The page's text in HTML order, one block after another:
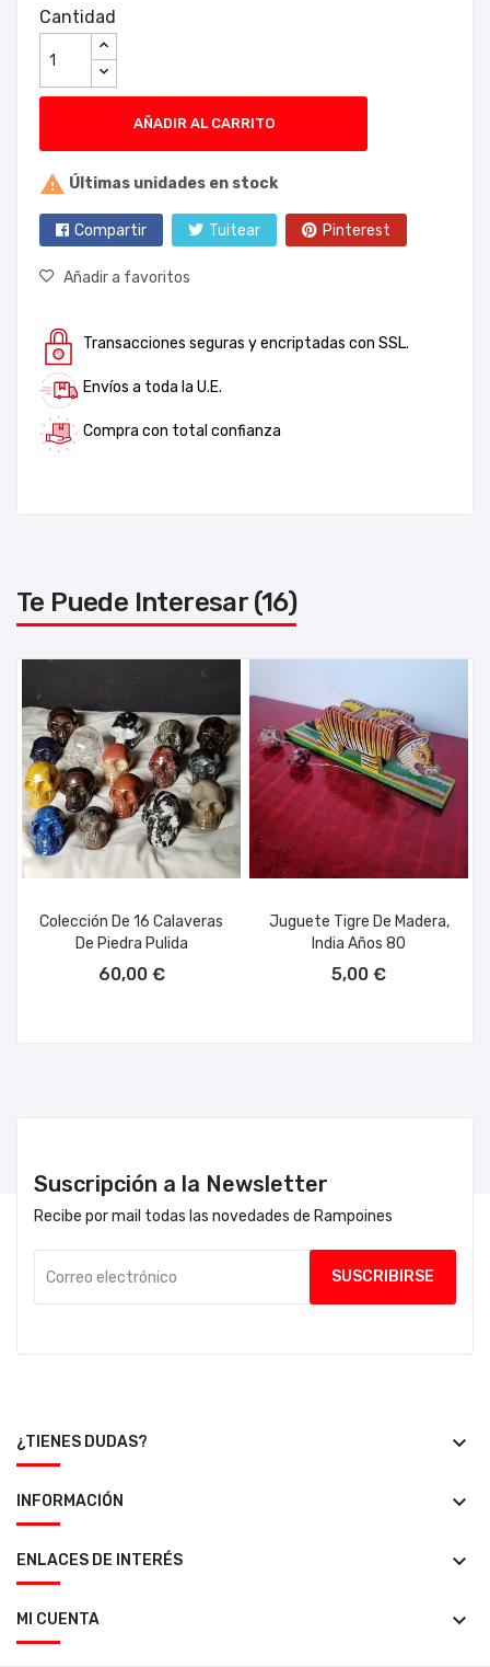
Cantidad
AÑADIR AL CARRITO
 Últimas unidades en stock
Compartir Tuitear Pinterest
Añadir a favoritos
Transacciones seguras y encriptadas con SSL.
Envíos a toda la U.E.
Compra con total confianza
Te Puede Interesar (16)
Colección De 16 Calaveras
De Piedra Pulida
60,00 €
Juguete Tigre De Madera,
India Años 80
5,00 €
Suscripción a la Newsletter
Recibe por mail todas las novedades de Rampoines
¿TIENES DUDAS? keyboard_arrow_down
INFORMACIÓN keyboard_arrow_down
ENLACES DE INTERÉS keyboard_arrow_down
MI CUENTA keyboard_arrow_down